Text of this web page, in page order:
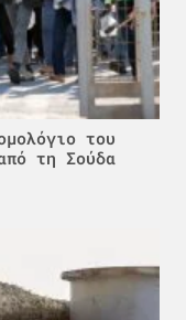
του
τη Σούδα